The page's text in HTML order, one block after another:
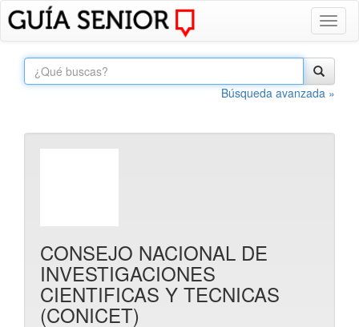
Búsqueda avanzada »
CONSEJO NACIONAL DE
INVESTIGACIONES
CIENTIFICAS Y TECNICAS
(CONICET)